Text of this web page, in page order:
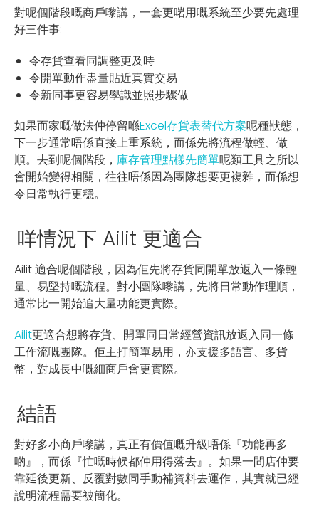
對呢個階段嘅商戶嚟講，一套更啱用嘅系統至少要先處理
好三件事:
令存貨查看同調整更及時
令開單動作盡量貼近真實交易
令新同事更容易學識並照步驟做
如果而家嘅做法仲停留喺Excel存貨表替代方案呢種狀態，
下一步通常唔係直接上重系統，而係先將流程做輕、做
順。去到呢個階段， 庫存管理點樣先簡單呢類工具之所以
會開始變得相關，往往唔係因為團隊想要更複雜，而係想
令日常執行更穩。
咩情況下 Ailit 更適合
Ailit 適合呢個階段，因為佢先將存貨同開單放返入一條輕
量、易堅持嘅流程。對小團隊嚟講，先將日常動作理順，
通常比一開始追大量功能更實際。
Ailit更適合想將存貨、開單同日常經營資訊放返入同一條
工作流嘅團隊。佢主打簡單易用，亦支援多語言、多貨
幣，對成長中嘅細商戶會更實際。
結語
對好多小商戶嚟講，真正有價值嘅升級唔係『功能再多
啲』，而係『忙嘅時候都仲用得落去』。如果一間店仲要
靠延後更新、反覆對數同手動補資料去運作，其實就已經
說明流程需要被簡化。